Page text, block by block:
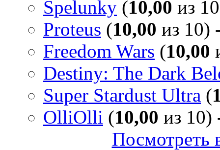
Spelunky (10,00 из
Proteus (10,00 из 10)
Freedom Wars (10,00
Destiny: The Dark
Super Stardust Ultra (
OlliOlli (10,00 из 10)
Посмотреть